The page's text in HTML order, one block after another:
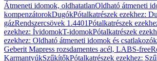
Átmeneti idomok, oldhatatlanOldható átmeneti
kompenzátorokDugókPótalkatrészek ezekhez:
gázRendszercsövek 1.4401Pótalkatrészek
ezekhez: ÍvidomokT-idomokPótalkatrészek
ezekhez: Oldható átmeneti idomok és csatlakozók
Geberit Mapress rozsdamentes acél, LABS-free
KarmantyúkSzűkítőkPótalkatrészek ezekhez: